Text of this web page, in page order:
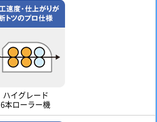
ハイグレード
6本ローラー機